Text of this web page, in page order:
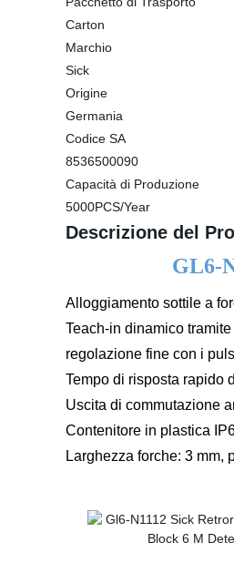
Carton
Marchio
Sick
Origine
Germania
Codice SA
8536500090
Capacità di Produzione
5000PCS/Year
Descrizione del
GL6-
Alloggiamento sottile a
Teach-in dinamico
regolazione fine con i
Tempo di risposta rapido
Uscita di commutazione
Contenitore in plastica
Larghezza forche: 3 mm,